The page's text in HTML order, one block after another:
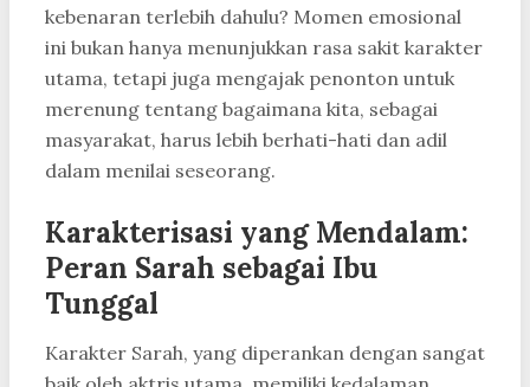
kebenaran terlebih dahulu? Momen emosional
ini bukan hanya menunjukkan rasa sakit karakter
utama, tetapi juga mengajak penonton untuk
merenung tentang bagaimana kita, sebagai
masyarakat, harus lebih berhati-hati dan adil
dalam menilai seseorang.
Karakterisasi yang Mendalam:
Peran Sarah sebagai Ibu
Tunggal
Karakter Sarah, yang diperankan dengan sangat